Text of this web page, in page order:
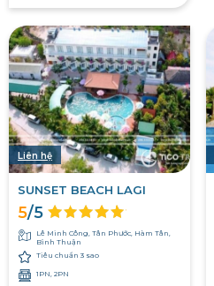
Liên hệ
SUNSET BEACH LAGI
5/5
Lê Minh Công, Tân Phước, Hàm Tân,
Bình Thuận
Tiêu chuẩn 3 sao
1PN, 2PN